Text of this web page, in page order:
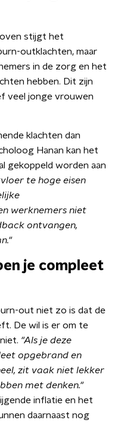
stijgt het
outklachten, maar
in de zorg en het
hebben. Dit zijn
veel jonge vrouwen
klachten dan
Hanan kan het
gekoppeld worden aan
te hoge eisen
werknemers niet
ontvangen,
je compleet
out niet zo is dat de
De wil is er om te
"Als je deze
opgebrand en
zit vaak niet lekker
met denken."
inflatie en het
daarnaast nog